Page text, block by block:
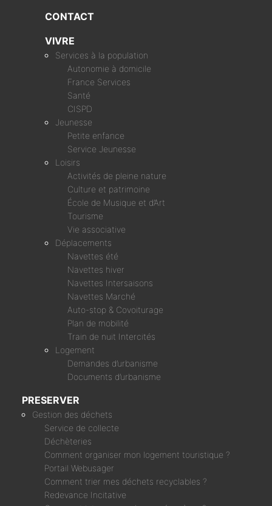
CONTACT
VIVRE
Services à la population
Autonomie à domicile
France Services
Santé
CISPD
Jeunesse
Petite enfance
Service Jeunesse
Loisirs
Activités de pleine nature
Culture et patrimoine
École de Musique et d’Art
Tourisme
Vie associative
Déplacements
Navettes été
Navettes hiver
Navettes Intersaisons
Navettes Marché
Auto-stop & Covoiturage
Plan de mobilité
Train de nuit Intercités
Logement
Demandes d’urbanisme
Documents d’urbanisme
PRESERVER
Gestion des déchets
Service de collecte
Déchèteries
Comment organiser mon logement touristique ?
Portail Webusager
Comment trier mes déchets recyclables ?
Redevance Incitative